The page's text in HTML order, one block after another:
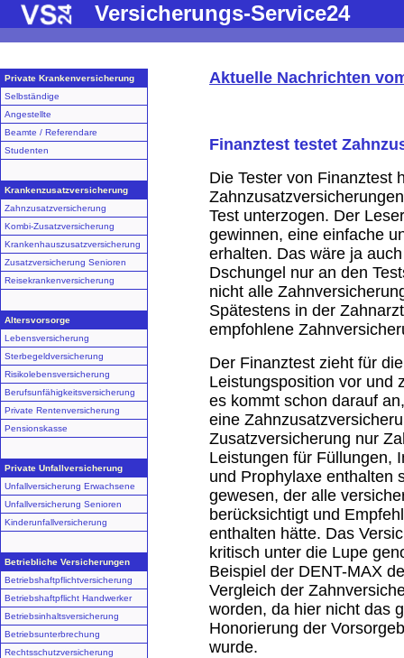
Versicherungs-Service24
Private Krankenversicherung
Selbständige
Angestellte
Beamte / Referendare
Studenten
Krankenzusatzversicherung
Zahnzusatzversicherung
Kombi-Zusatzversicherung
Krankenhauszusatzversicherung
Zusatzversicherung Senioren
Reisekrankenversicherung
Altersvorsorge
Lebensversicherung
Sterbegeldversicherung
Risikolebensversicherung
Berufsunfähigkeitsversicherung
Private Rentenversicherung
Pensionskasse
Private Unfallversicherung
Unfallversicherung Erwachsene
Unfallversicherung Senioren
Kinderunfallversicherung
Betriebliche Versicherungen
Betriebshaftpflichtversicherung
Betriebshaftpflicht Handwerker
Betriebsinhaltsversicherung
Betriebsunterbrechung
Rechtsschutzversicherung
Aktuelle Nachrichten
Finanztest testet
Die Tester von Finanztest
Test unterzogen. Der
gewinnen, eine einfache
erhalten. Das wäre ja
Dschungel nur an den
nicht alle
Spätestens in der
empfohlene
Der Finanztest zieht für
Leistungsposition vor und
es kommt schon darauf
eine
Zusatzversicherung nur
Leistungen für Füllungen,
und Prophylaxe enthalten
gewesen, der alle
berücksichtigt und
enthalten hätte. Das
kritisch unter die Lupe
Beispiel der DENT-MAX
Vergleich der
worden, da hier nicht das
Honorierung der
wurde.